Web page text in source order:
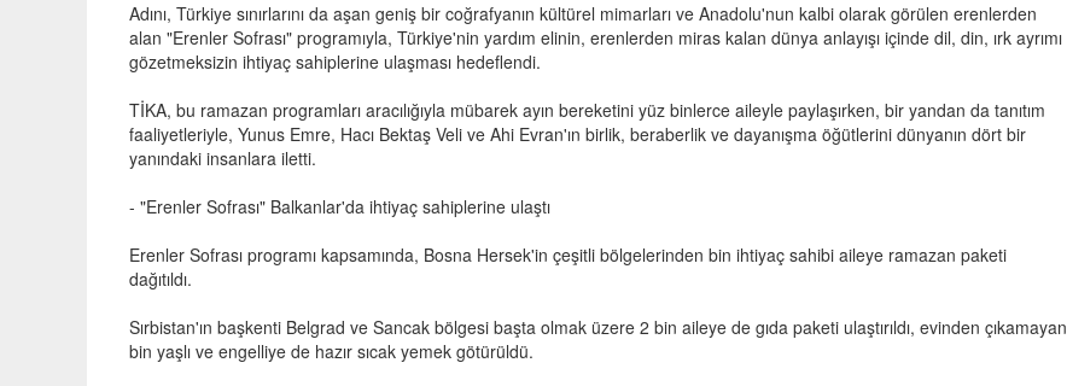
Adını, Türkiye sınırlarını da aşan geniş bir coğrafyanın kültürel mimarları ve Anadolu'nun kalbi olarak görülen erenlerden
alan "Erenler Sofrası" programıyla, Türkiye'nin yardım elinin, erenlerden miras kalan dünya anlayışı içinde dil, din, ırk ayrımı
gözetmeksizin ihtiyaç sahiplerine ulaşması hedeflendi.
TİKA, bu ramazan programları aracılığıyla mübarek ayın bereketini yüz binlerce aileyle paylaşırken, bir yandan da tanıtım
faaliyetleriyle, Yunus Emre, Hacı Bektaş Veli ve Ahi Evran'ın birlik, beraberlik ve dayanışma öğütlerini dünyanın dört bir
yanındaki insanlara iletti.
- "Erenler Sofrası" Balkanlar'da ihtiyaç sahiplerine ulaştı
Erenler Sofrası programı kapsamında, Bosna Hersek'in çeşitli bölgelerinden bin ihtiyaç sahibi aileye ramazan paketi
dağıtıldı.
Sırbistan'ın başkenti Belgrad ve Sancak bölgesi başta olmak üzere 2 bin aileye de gıda paketi ulaştırıldı, evinden çıkamayan
bin yaşlı ve engelliye de hazır sıcak yemek götürüldü.